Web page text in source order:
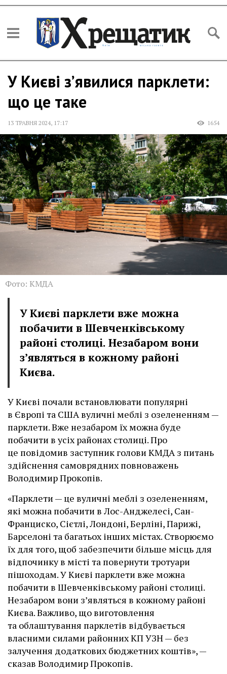
У Києві з’явилися парклети:
що це таке
13 ТРАВНЯ 2024, 17:17 1654
Фото: КМДА
У Києві парклети вже можна
побачити в Шевченківському
районі столиці. Незабаром вони
з’являться в кожному районі
Києва.
У Києві почали встановлювати популярні
в Європі та США вуличні меблі з озелененням —
парклети. Вже незабаром їх можна буде
побачити в усіх районах столиці. Про
це повідомив заступник голови КМДА з питань
здійснення самоврядних повноважень
Володимир Прокопів.
«Парклети — це вуличні меблі з озелененням,
які можна побачити в Лос-Анджелесі, Сан-
Франциско, Сієтлі, Лондоні, Берліні, Парижі,
Барселоні та багатьох інших містах. Створюємо
їх для того, щоб забезпечити більше місць для
відпочинку в місті та повернути тротуари
пішоходам. У Києві парклети вже можна
побачити в Шевченківському районі столиці.
Незабаром вони з’являться в кожному районі
Києва. Важливо, що виготовлення
та облаштування парклетів відбувається
власними силами районних КП УЗН — без
залучення додаткових бюджетних коштів», —
сказав Володимир Прокопів.